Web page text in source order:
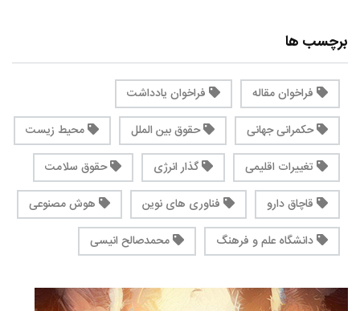
برچسب ها
فراخوان مقاله
فراخوان یادداشت
حکمرانی جهانی
حقوق بین الملل
محیط زیست
تغییرات اقلیمی
گذار انرژی
حقوق سلامت
قاچاق دارو
فناوری های نوین
هوش مصنوعی
دانشگاه علم و فرهنگ
محمدصالح انیسی